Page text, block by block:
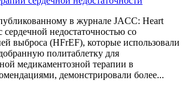
в журнале JACC: Heart
недостаточностью со
выброса (HFrEF), которые использовали
политаблетку для
медикаментозной терапии в
демонстрировали более...